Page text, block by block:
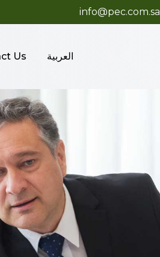
info@pec.com.sa
Us العربية